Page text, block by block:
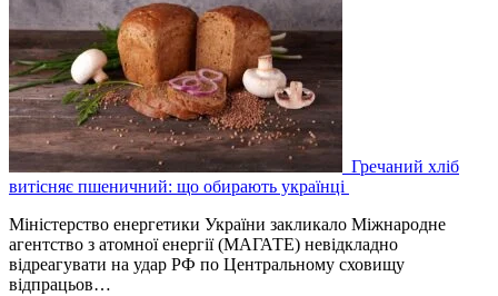
Гречаний хліб
витісняє пшеничний: що обирають українці
Міністерство енергетики України закликало Міжнародне
агентство з атомної енергії (МАГАТЕ) невідкладно
відреагувати на удар РФ по Центральному сховищу
відпрацьов…